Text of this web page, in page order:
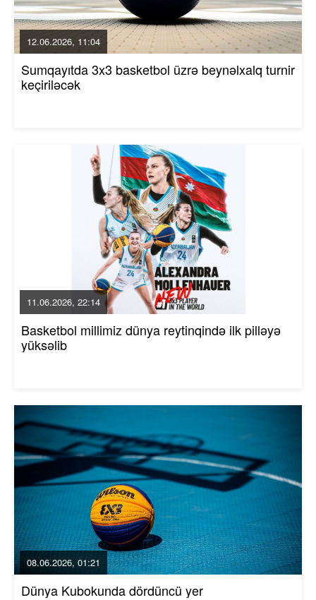
12.06.2026, 11:04
Sumqayıtda 3x3 basketbol üzrə beynəlxalq turnir
keçiriləcək
11.06.2026, 22:14
Basketbol millimiz dünya reytinqində ilk pilləyə
yüksəlib
08.06.2026, 01:21
Dünya Kubokunda dördüncü yer